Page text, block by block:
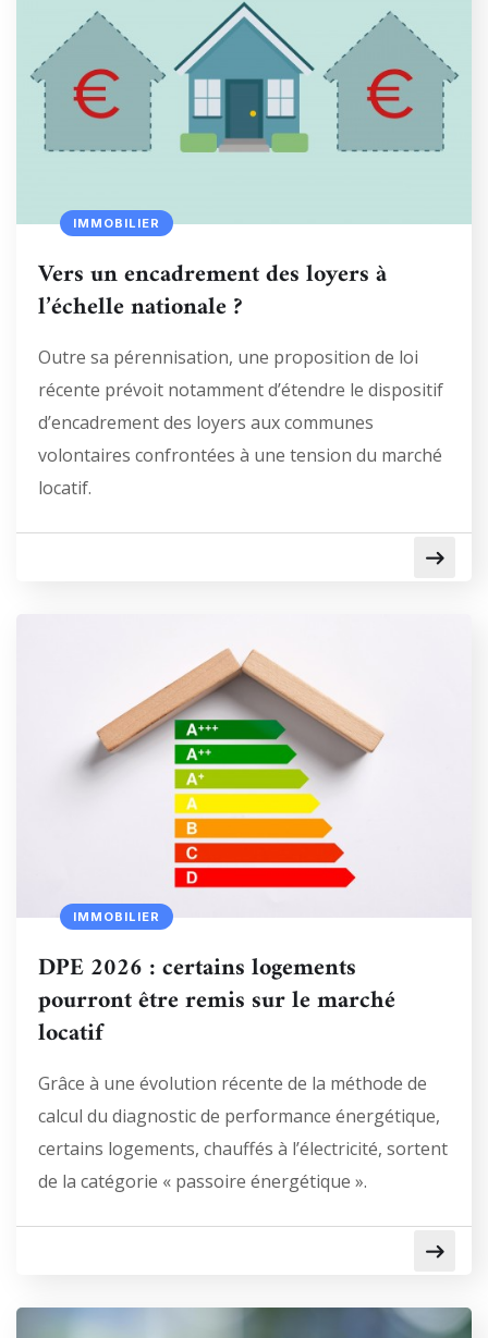
IMMOBILIER
Vers un encadrement des loyers à
l’échelle nationale ?
Outre sa pérennisation, une proposition de loi
récente prévoit notamment d’étendre le dispositif
d’encadrement des loyers aux communes
volontaires confrontées à une tension du marché
locatif.
IMMOBILIER
DPE 2026 : certains logements
pourront être remis sur le marché
locatif
Grâce à une évolution récente de la méthode de
calcul du diagnostic de performance énergétique,
certains logements, chauffés à l’électricité, sortent
de la catégorie « passoire énergétique ».